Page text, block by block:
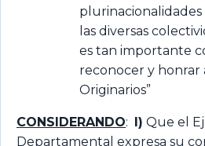
las diversas
es tan importante
reconocer y honrar
Originarios”
CONSIDERANDO: I) Que el
Departamental expresa su